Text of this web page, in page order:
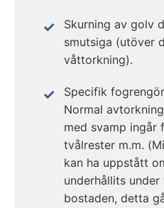
Skurning av golv
smutsiga (utöver
våttorkning).
Specifik
Normal
med svamp
tvålrester m.m.
kan ha uppstått
underhållits
bostaden, detta